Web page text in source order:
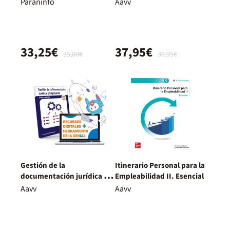
35,00€
33,25€ 39,95€
37,95€
Gestión de la
documentación jurídica y
empresarial. Nueva
Aavv
Itinerario Personal para la
Empleabilidad II. Esencial
Aavv